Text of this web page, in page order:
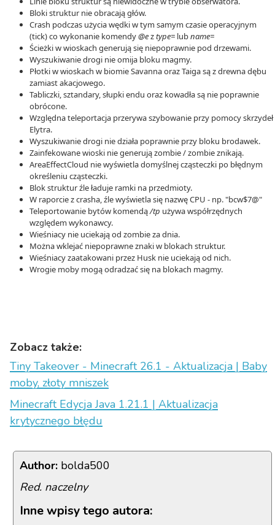
Bloki struktur nie obracają głów.
Crash podczas użycia wędki w tym samym czasie operacyjnym
(tick) co wykonanie komendy@eztype=lubname=
Ścieżki w wioskach generują się niepoprawnie pod drzewami.
Wyszukiwanie drogi nie omija bloku magmy.
Płotki w wioskach w biomie Savanna oraz Taiga są z drewna dębu
zamiast akacjowego.
Tabliczki, sztandary, słupki endu oraz kowadła są nie poprawnie
obrócone.
Względna teleportacja przerywa szybowanie przy pomocy skrzydeł
Elytra.
Wyszukiwanie drogi nie działa poprawnie przy bloku brodawek.
Zainfekowane wioski nie generują zombie / zombie znikają.
AreaEffectCloud nie wyświetla domyślnej cząsteczki po błędnym
określeniu cząsteczki.
Blok struktur źle ładuje ramki na przedmioty.
W raporcie z crasha, źle wyświetla się nazwę CPU - np. "bcw$7@"
Teleportowanie bytów komendą/tp używa współrzędnych
względem wykonawcy.
Wieśniacy nie uciekają od zombie za dnia.
Można wklejać niepoprawne znaki w blokach struktur.
Wieśniacy zaatakowani przez Husk nie uciekają od nich.
Wrogie moby mogą odradzać się na blokach magmy.
Zobacz także:
Tiny Takeover - Minecraft 26.1 - Aktualizacja | Baby
moby, złoty mniszek
Minecraft Edycja Java 1.21.1 | Aktualizacja
krytycznego błędu
Author: bolda500
Red. naczelny
Inne wpisy tego autora: